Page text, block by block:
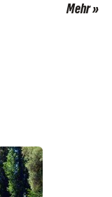
Mehr